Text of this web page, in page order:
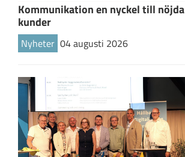
Kommunikation en nyckel till nöjda
kunder
Nyheter 04 augusti 2026